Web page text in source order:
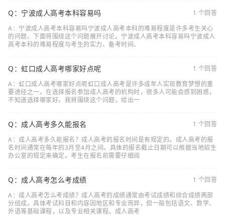
Q：宁波成人高考本科容易吗
1 个回答
A：宁波成人高考本科容易吗宁波成人高考本科的难易程度是许多考生关心
的问题。下面将围绕这个问题展开讨论。宁波成人高考本科容易吗宁波成人
高考本科的难易程度与考生的实力、备考时间、
Q：虹口成人高考哪家好点呢
1 个回答
A：虹口成人高考哪家好点呢虹口成人高考是许多成年人实现教育梦想的重
要途径之一。在选择报名参加成人高考的机构时，很多人可能会感到困惑，
不知道选择哪家好。我将围绕这个问题，给出一
Q：成人高考多久能报名
1 个回答
A：成人高考多久能报名？成人高考的报名时间是有规定的。成人高考的报
名时间通常在每年的3月至4月之间。具体的报名截止日期可以根据当地招生
办公室的规定来确定。考生在报名前需要仔细阅
Q：成人高考怎么考成绩
1 个回答
A：成人高考怎么考成绩？成人高考的成绩通常由考试成绩和综合成绩两部
分组成。具体考试科目和内容因地区和专业而异，但一般包括语文、数学、
外语等基础课程，以及专业相关课程。成人高考